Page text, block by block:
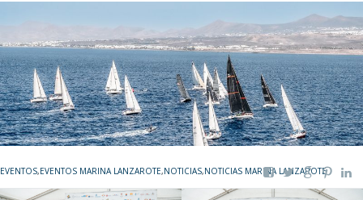
EVENTOS,EVENTOS MARINA LANZAROTE,NOTICIAS,NOTICIAS MARINA LANZAROTE